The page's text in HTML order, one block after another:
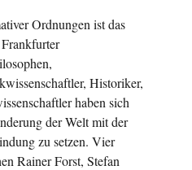
Ordnungen ist das
Historiker,
haben sich
der Welt mit der
zu setzen. Vier
Rainer Forst, Stefan